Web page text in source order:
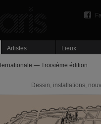
Artistes Lieux
— Troisième édition
Dessin, installations,